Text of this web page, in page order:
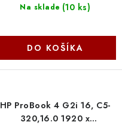
Na sklade (10 ks)
DO KOŠÍKA
HP ProBook 4 G2i 16, C5-
320,16.0 1920 x